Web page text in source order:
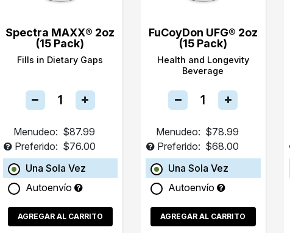
Spectra MAXX® 2oz
(15 Pack)
Fills in Dietary Gaps
Menudeo: $87.99
Preferido: $76.00
Una Sola Vez
Autoenvío
AGREGAR AL CARRITO
FuCoyDon UFG® 2oz
(15 Pack)
Health and Longevity
Beverage
Menudeo: $78.99
Preferido: $68.00
Una Sola Vez
Autoenvío
AGREGAR AL CARRITO